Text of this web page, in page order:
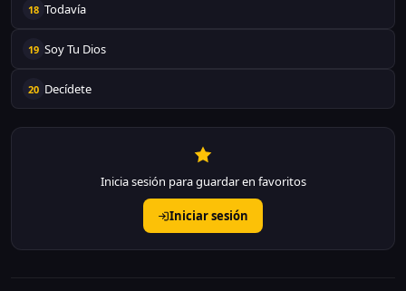
18 Todavía
19 Soy Tu Dios
20 Decídete
Inicia sesión para guardar en favoritos
Iniciar sesión